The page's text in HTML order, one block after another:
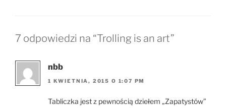
7 odpowiedzi na “Trolling is an art”
nbb
1 KWIETNIA, 2015 O 1:07 PM
Tabliczka jest z pewnością dziełem „Zapatystów”